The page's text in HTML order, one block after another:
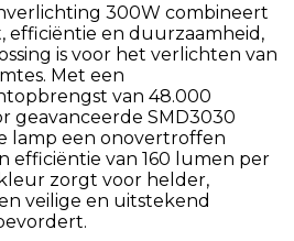
300W combineert
efficiëntie en duurzaamheid,
is voor het verlichten van
Met een
van 48.000
geavanceerde SMD3030
lamp een onovertroffen
efficiëntie van 160 lumen per
zorgt voor helder,
veilige en uitstekend